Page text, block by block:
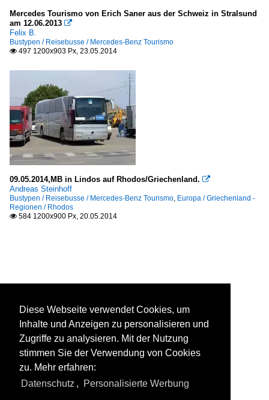
Mercedes Tourismo von Erich Saner aus der Schweiz in Stralsund
am 12.06.2013 
Felix B.
Bustypen / Reisebusse / Mercedes-Benz Tourismo
 497 1200x903 Px, 23.05.2014
09.05.2014,MB in Lindos auf Rhodos/Griechenland. 
Andreas Steinhoff
Bustypen / Reisebusse / Mercedes-Benz Tourismo, Europa / Griechenland -
Regionen / Rhodos
 584 1200x900 Px, 20.05.2014
Diese Webseite verwendet Cookies, um
Inhalte und Anzeigen zu personalisieren und
Zugriffe zu analysieren. Mit der Nutzung
stimmen Sie der Verwendung von Cookies
zu. Mehr erfahren:
Datenschutz , Personalisierte Werbung